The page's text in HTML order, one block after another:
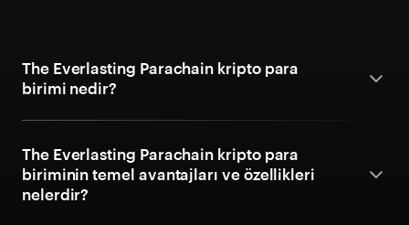
The Everlasting Parachain kripto para
birimi nedir?
The Everlasting Parachain kripto para
biriminin temel avantajları ve özellikleri
nelerdir?